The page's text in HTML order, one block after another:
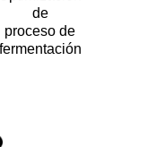
de
proceso de
fermentación